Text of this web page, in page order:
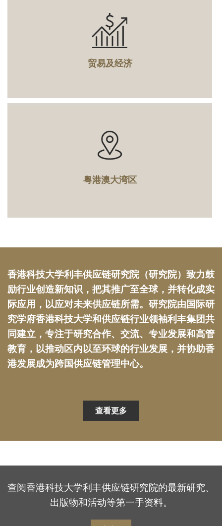
贸易及经济
粤港澳大湾区
Text
Area
香港科技大学利丰供应链研究院（研究院）致力鼓
励行业创造新知识，把其推广至全球，并转化成实
际应用，以应对未来供应链所需。研究院由国际研
究学府香港科技大学和供应链行业领袖利丰集团共
同建立，专注于研究合作、交流、专业发展和高管
教育，以推动区内以至环球的行业发展，并协助香
港发展成为跨国供应链管理中心。
查看更多
查阅香港科技大学利丰供应链研究院的最新研究、
出版物和活动等第一手资料。